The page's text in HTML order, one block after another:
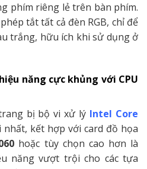
phím riêng lẻ trên bàn phím.
tắt tất cả đèn RGB, chỉ để
trắng, hữu ích khi sử dụng ở
năng cực khủng với CPU
bị bộ vi xử lý Intel Core
nhất, kết hợp với card đồ họa
hoặc tùy chọn cao hơn là
năng vượt trội cho các tựa